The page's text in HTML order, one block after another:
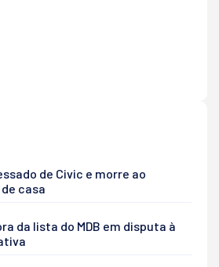
de Civic e morre ao
casa
da lista do MDB em disputa à